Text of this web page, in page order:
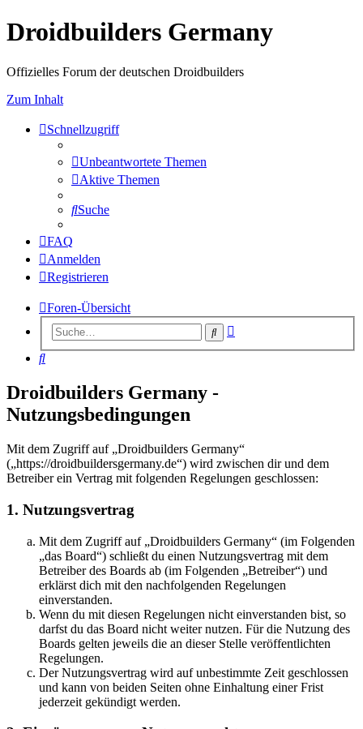
Droidbuilders Germany
Offizielles Forum der deutschen Droidbuilders
Zum Inhalt
Schnellzugriff
Unbeantwortete Themen
Aktive Themen
Suche
FAQ
Anmelden
Registrieren
Foren-Übersicht
Suche
Suche
Droidbuilders Germany -
Nutzungsbedingungen
Mit dem Zugriff auf „Droidbuilders Germany“
(„https://droidbuildersgermany.de“) wird zwischen dir und dem
Betreiber ein Vertrag mit folgenden Regelungen geschlossen:
1. Nutzungsvertrag
Mit dem Zugriff auf „Droidbuilders Germany“ (im Folgenden
„das Board“) schließt du einen Nutzungsvertrag mit dem
Betreiber des Boards ab (im Folgenden „Betreiber“) und
erklärst dich mit den nachfolgenden Regelungen
einverstanden.
Wenn du mit diesen Regelungen nicht einverstanden bist, so
darfst du das Board nicht weiter nutzen. Für die Nutzung des
Boards gelten jeweils die an dieser Stelle veröffentlichten
Regelungen.
Der Nutzungsvertrag wird auf unbestimmte Zeit geschlossen
und kann von beiden Seiten ohne Einhaltung einer Frist
jederzeit gekündigt werden.